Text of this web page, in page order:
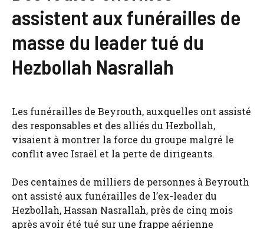
assistent aux funérailles de
masse du leader tué du
Hezbollah Nasrallah
Les funérailles de Beyrouth, auxquelles ont assisté
des responsables et des alliés du Hezbollah,
visaient à montrer la force du groupe malgré le
conflit avec Israël et la perte de dirigeants.
Des centaines de milliers de personnes à Beyrouth
ont assisté aux funérailles de l’ex-leader du
Hezbollah, Hassan Nasrallah, près de cinq mois
après avoir été tué sur une frappe aérienne